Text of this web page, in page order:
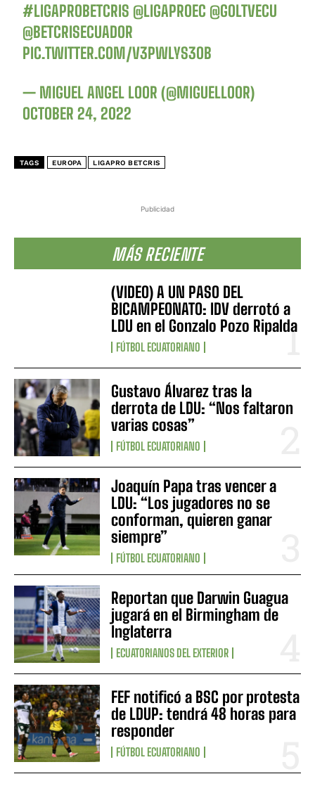
Publicidad
MÁS RECIENTE
(VIDEO) A UN PASO DEL
BICAMPEONATO: IDV derrotó a
LDU en el Gonzalo Pozo Ripalda
FÚTBOL ECUATORIANO
Gustavo Álvarez tras la
derrota de LDU: “Nos faltaron
varias cosas”
FÚTBOL ECUATORIANO
Joaquín Papa tras vencer a
LDU: “Los jugadores no se
conforman, quieren ganar
siempre”
FÚTBOL ECUATORIANO
Reportan que Darwin Guagua
jugará en el Birmingham de
Inglaterra
ECUATORIANOS DEL EXTERIOR
FEF notificó a BSC por protesta
de LDUP: tendrá 48 horas para
responder
FÚTBOL ECUATORIANO
#LIGAPROBETCRIS @LIGAPROEC @GOLTVECU
@BETCRISECUADOR
PIC.TWITTER.COM/V3PWLYS3OB
— MIGUEL ANGEL LOOR (@MIGUELLOOR)
OCTOBER 24, 2022
TAGS EUROPA LIGAPRO BETCRIS